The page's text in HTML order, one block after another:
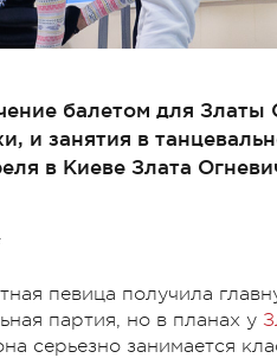
балетом для Златы
и занятия в
в Киеве Злата
певица получила
партия, но в планах у
серьезно занимается